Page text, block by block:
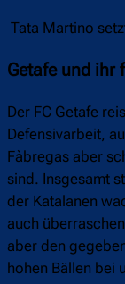
Tata Martino
Getafe und ihr
Der FC Getafe
Defensivarbeit,
Fàbregas aber
sind. Insgesamt
der Katalanen
auch
aber den
hohen Bällen bei